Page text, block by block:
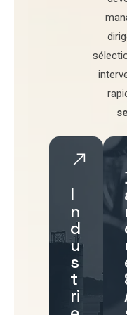
I
n
d
u
s
t
ri